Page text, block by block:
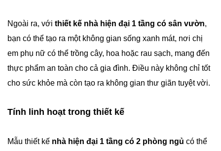
Ngoài ra, với thiết kế nhà hiện đại 1 tầng có sân vườn,
bạn có thể tạo ra một không gian sống xanh mát, nơi chị
em phụ nữ có thể trồng cây, hoa hoặc rau sạch, mang đến
thực phẩm an toàn cho cả gia đình. Điều này không chỉ tốt
cho sức khỏe mà còn tạo ra không gian thư giãn tuyệt vời.
Tính linh hoạt trong thiết kế
Mẫu thiết kế nhà hiện đại 1 tầng có 2 phòng ngủ có thể